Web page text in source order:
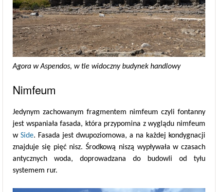
Agora w Aspendos, w tle widoczny budynek handlowy
Nimfeum
Jedynym zachowanym fragmentem nimfeum czyli fontanny
jest wspaniała fasada, która przypomina z wyglądu nimfeum
w Side. Fasada jest dwupoziomowa, a na każdej kondygnacji
znajduje się pięć nisz. Środkową niszą wypływała w czasach
antycznych woda, doprowadzana do budowli od tyłu
systemem rur.